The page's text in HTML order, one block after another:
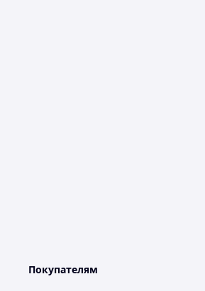
Покупателям